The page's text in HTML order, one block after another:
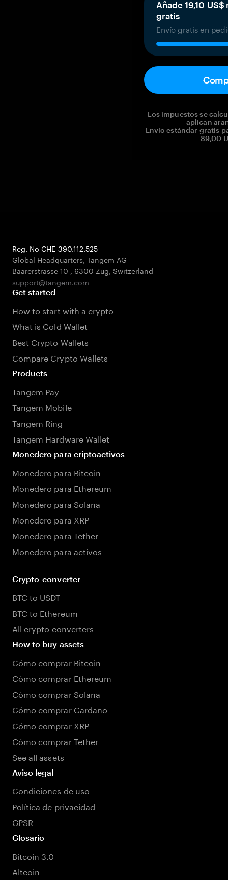
Añade 19,10
gratis
Envío gratis en
Los impuestos se
aplican
Envío estándar gratis
89,00
Reg. No CHE-390.112.525
Global Headquarters, Tangem AG
Baarerstrasse 10 , 6300 Zug, Switzerland
support@tangem.com
Get started
How to start with a crypto
What is Cold Wallet
Best Crypto Wallets
Compare Crypto Wallets
Products
Tangem Pay
Tangem Mobile
Tangem Ring
Tangem Hardware Wallet
Monedero para criptoactivos
Monedero para Bitcoin
Monedero para Ethereum
Monedero para Solana
Monedero para XRP
Monedero para Tether
Monedero para activos
Crypto-converter
BTC to USDT
BTC to Ethereum
All crypto converters
How to buy assets
Cómo comprar Bitcoin
Cómo comprar Ethereum
Cómo comprar Solana
Cómo comprar Cardano
Cómo comprar XRP
Cómo comprar Tether
See all assets
Aviso legal
Condiciones de uso
Política de privacidad
GPSR
Glosario
Bitcoin 3.0
Altcoin